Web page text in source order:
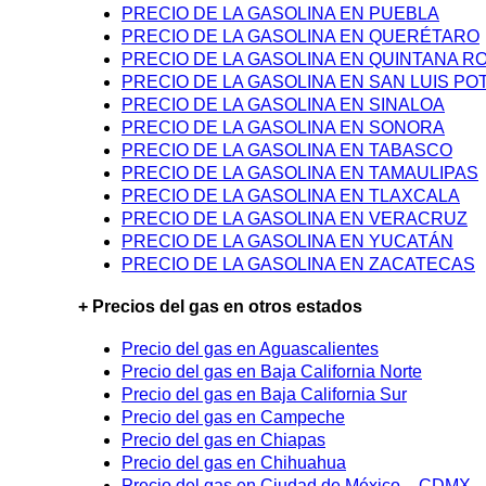
PRECIO DE LA GASOLINA EN PUEBLA
PRECIO DE LA GASOLINA EN QUERÉTARO
PRECIO DE LA GASOLINA EN QUINTANA
PRECIO DE LA GASOLINA EN SAN LUIS
PRECIO DE LA GASOLINA EN SINALOA
PRECIO DE LA GASOLINA EN SONORA
PRECIO DE LA GASOLINA EN TABASCO
PRECIO DE LA GASOLINA EN TAMAULIPAS
PRECIO DE LA GASOLINA EN TLAXCALA
PRECIO DE LA GASOLINA EN VERACRUZ
PRECIO DE LA GASOLINA EN YUCATÁN
PRECIO DE LA GASOLINA EN ZACATECAS
+ Precios del gas en otros estados
Precio del gas en Aguascalientes
Precio del gas en Baja California Norte
Precio del gas en Baja California Sur
Precio del gas en Campeche
Precio del gas en Chiapas
Precio del gas en Chihuahua